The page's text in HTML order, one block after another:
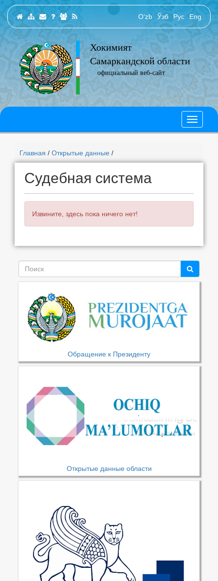
O‘zb Ўзб Рус Eng
Хокимият
Самаркандской области
официальный веб-сайт
Главная / Открытые данные /
Судебная система
Извините, здесь пока ничего нет!
Обращение к Президенту
Открытые данные области